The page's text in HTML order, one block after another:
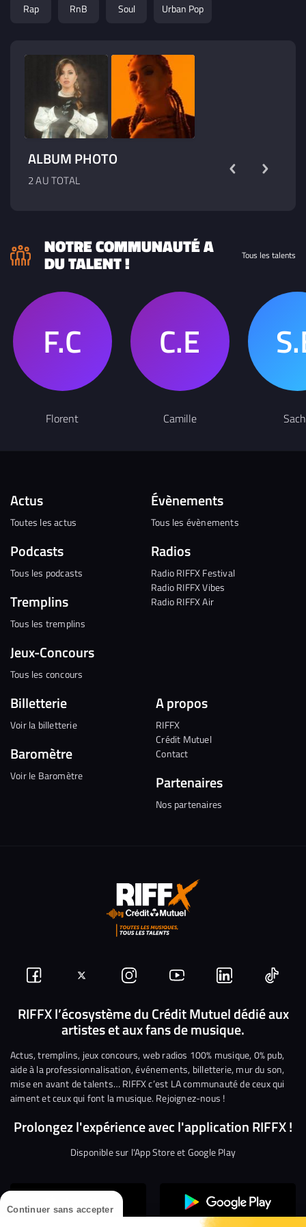
Continuer sans accepter
scène et captiver un auditoire en quête d’émotion, de
profondeur et de sonorités musicales hip-hop/rnb et
Rap RnB Soul Urban Pop
ALBUM PHOTO
2 AU TOTAL
NOTRE COMMUNAUTÉ A
DU TALENT ! Tous les talents
Florent Camille
Actus
Toutes les actus
Podcasts
Tous les podcasts
Tremplins
Tous les tremplins
Jeux-Concours
Tous les concours
Évènements
Tous les évènements
Radios
Radio RIFFX Festival
Radio RIFFX Vibes
Radio RIFFX Air
Billetterie
Voir la billetterie
Baromètre
Voir le Baromètre
A propos
RIFFX
Crédit Mutuel
Contact
Partenaires
Nos partenaires
Suivez-
nous
Facebook
Suivez-
nous
sur
Twitter
Nous
rejoindre
sur
Instagram
Nous
rejoindre
sur
YouTube
Nous
rejoindre
sur
Linkedin
Nous
RIFFX l’écosystème du Crédit Mutuel dédié aux
artistes et aux fans de musique.
Actus, tremplins, jeux concours, web radios 100% musique, 0% pub,
aide à la professionnalisation, événements, billetterie, mur du son,
mise en avant de talents… RIFFX c’est LA communauté de ceux qui
aiment et ceux qui font la musique. Rejoignez-nous !
Prolongez l'expérience avec l'application RIFFX !
Disponible sur l'App Store et Google Play